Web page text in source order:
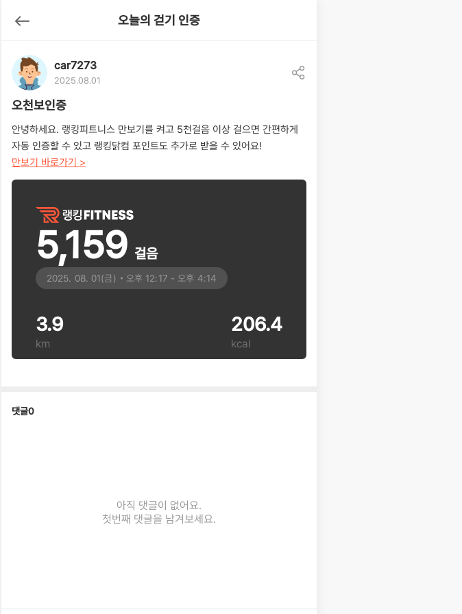
뒤로가기 오늘의 걷기 인증
car7273
2025.08.01 공유하기
오천보인증
안녕하세요. 랭킹피트니스 만보기를 켜고 5천걸음 이상 걸으면 간편하게
자동 인증할 수 있고 랭킹닭컴 포인트도 추가로 받을 수 있어요!
만보기 바로가기 >
5,159 걸음
2025. 08. 01(금) 오후 12:17 - 오후 4:14
3.9
km
206.4
kcal
댓글0
아직 댓글이 없어요.
첫번째 댓글을 남겨보세요.